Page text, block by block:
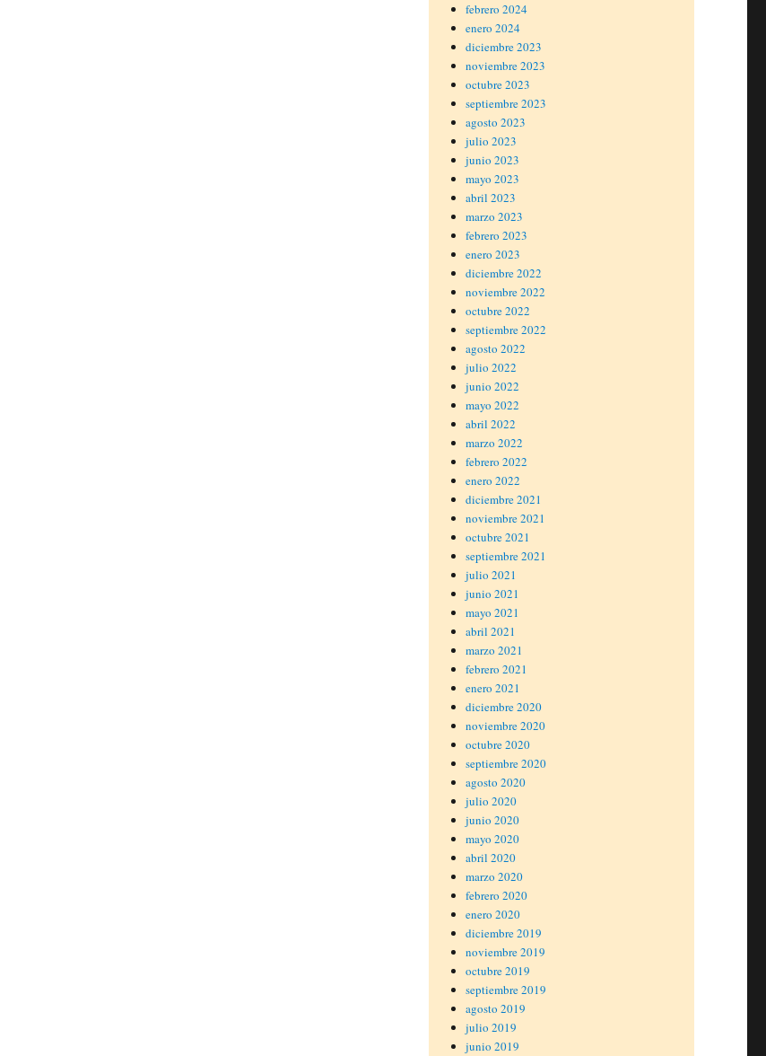
febrero 2024
enero 2024
diciembre 2023
noviembre 2023
octubre 2023
septiembre 2023
agosto 2023
julio 2023
junio 2023
mayo 2023
abril 2023
marzo 2023
febrero 2023
enero 2023
diciembre 2022
noviembre 2022
octubre 2022
septiembre 2022
agosto 2022
julio 2022
junio 2022
mayo 2022
abril 2022
marzo 2022
febrero 2022
enero 2022
diciembre 2021
noviembre 2021
octubre 2021
septiembre 2021
julio 2021
junio 2021
mayo 2021
abril 2021
marzo 2021
febrero 2021
enero 2021
diciembre 2020
noviembre 2020
octubre 2020
septiembre 2020
agosto 2020
julio 2020
junio 2020
mayo 2020
abril 2020
marzo 2020
febrero 2020
enero 2020
diciembre 2019
noviembre 2019
octubre 2019
septiembre 2019
agosto 2019
julio 2019
junio 2019